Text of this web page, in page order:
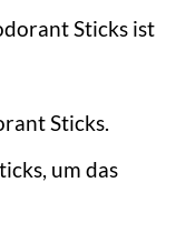
Sticks ist
Sticks.
um das